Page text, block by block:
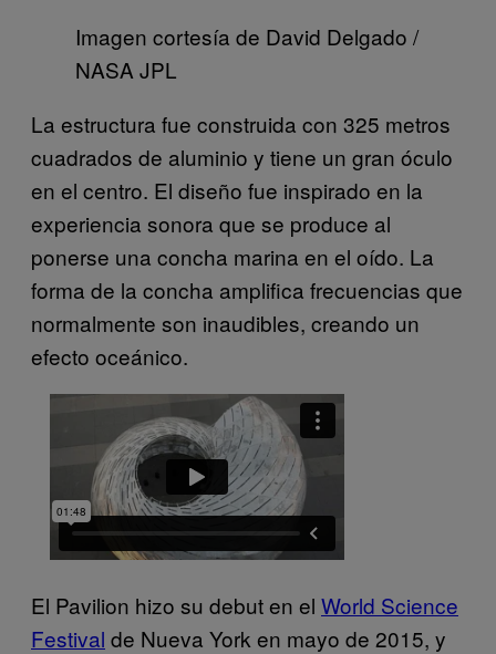
Imagen cortesía de David Delgado /
NASA JPL
La estructura fue construida con 325 metros
cuadrados de aluminio y tiene un gran óculo
en el centro. El diseño fue inspirado en la
experiencia sonora que se produce al
ponerse una concha marina en el oído. La
forma de la concha amplifica frecuencias que
normalmente son inaudibles, creando un
efecto oceánico.
El Pavilion hizo su debut en el World Science
Festival de Nueva York en mayo de 2015, y